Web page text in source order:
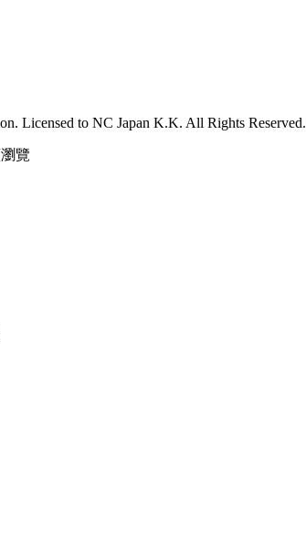
Licensed to NC Japan K.K. All Rights Reserved.
覽